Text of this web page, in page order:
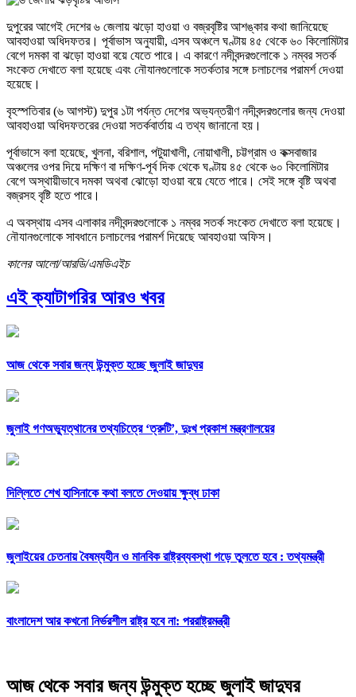
দুপুরের আগেই দেশের ৬ জেলায় ঝড়ো হাওয়া ও বজ্রবৃষ্টির আশঙ্কার কথা জানিয়েছে
আবহাওয়া অধিদফতর। পূর্বাভাস অনুযায়ী, এসব অঞ্চলে ঘণ্টায় ৪৫ থেকে ৬০ কিলোমিটার
বেগে দমকা বা ঝড়ো হাওয়া বয়ে যেতে পারে। এ কারণে নদীবন্দরগুলোকে ১ নম্বর সতর্ক
সংকেত দেখাতে বলা হয়েছে এবং নৌযানগুলোকে সতর্কতার সঙ্গে চলাচলের পরামর্শ দেওয়া
হয়েছে।
বৃহস্পতিবার (৬ আগস্ট) দুপুর ১টা পর্যন্ত দেশের অভ্যন্তরীণ নদীবন্দরগুলোর জন্য দেওয়া
আবহাওয়া অধিদফতরের দেওয়া সতর্কবার্তায় এ তথ্য জানানো হয়।
পূর্বাভাসে বলা হয়েছে, খুলনা, বরিশাল, পটুয়াখালী, নোয়াখালী, চট্টগ্রাম ও কক্সবাজার
অঞ্চলের ওপর দিয়ে দক্ষিণ বা দক্ষিণ-পূর্ব দিক থেকে ঘণ্টায় ৪৫ থেকে ৬০ কিলোমিটার
বেগে অস্থায়ীভাবে দমকা অথবা ঝোড়ো হাওয়া বয়ে যেতে পারে। সেই সঙ্গে বৃষ্টি অথবা
বজ্রসহ বৃষ্টি হতে পারে।
এ অবস্থায় এসব এলাকার নদীবন্দরগুলোকে ১ নম্বর সতর্ক সংকেত দেখাতে বলা হয়েছে।
নৌযানগুলোকে সাবধানে চলাচলের পরামর্শ দিয়েছে আবহাওয়া অফিস।
কালের আলো/আরডি/এমডিএইচ
এই ক্যাটাগরির আরও খবর
আজ থেকে সবার জন্য উন্মুক্ত হচ্ছে জুলাই জাদুঘর
জুলাই গণঅভ্যুত্থানের তথ্যচিত্রে ‘ত্রুটি’, দুঃখ প্রকাশ মন্ত্রণালয়ের
দিল্লিতে শেখ হাসিনাকে কথা বলতে দেওয়ায় ক্ষুব্ধ ঢাকা
জুলাইয়ের চেতনায় বৈষম্যহীন ও মানবিক রাষ্ট্রব্যবস্থা গড়ে তুলতে হবে : তথ্যমন্ত্রী
বাংলাদেশ আর কখনো নির্ভরশীল রাষ্ট্র হবে না: পররাষ্ট্রমন্ত্রী
আজ থেকে সবার জন্য উন্মুক্ত হচ্ছে জুলাই জাদুঘর